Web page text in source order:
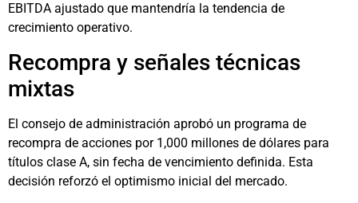
EBITDA ajustado que mantendría la tendencia de
crecimiento operativo.
Recompra y señales técnicas
mixtas
El consejo de administración aprobó un programa de
recompra de acciones por 1,000 millones de dólares para
títulos clase A, sin fecha de vencimiento definida. Esta
decisión reforzó el optimismo inicial del mercado.